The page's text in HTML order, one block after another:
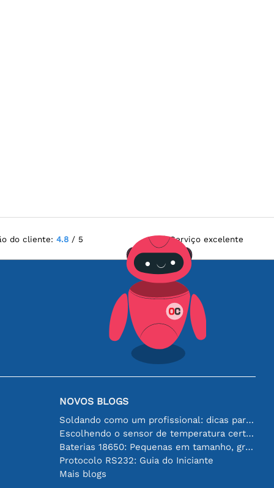
do cliente: 4.8 / 5 Serviço excelente
NOVOS BLOGS
Soldando como um profissional: dicas para conexões eletrônicas perfeitas
Escolhendo o sensor de temperatura certo [youtube]
Baterias 18650: Pequenas em tamanho, grandes em desempenho
Protocolo RS232: Guia do Iniciante
Mais blogs